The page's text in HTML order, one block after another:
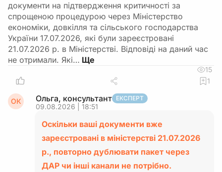
документи на підтвердження критичності за
спрощеною процедурою через Міністерство
економіки, довкілля та сільського господарства
України 17.07.2026, які були зареєстровані
21.07.2026 р. в Міністерстві. Відповіді на даний час
не отримали. Які…
15
1
ОК Ольга, консультант ЕКСПЕРТ
09.08.2026 | 18:51
Оскільки ваші документи вже
зареєстровані в міністерстві 21.07.2026
р., повторно дублювати пакет через
ДАР чи інші канали не потрібно.